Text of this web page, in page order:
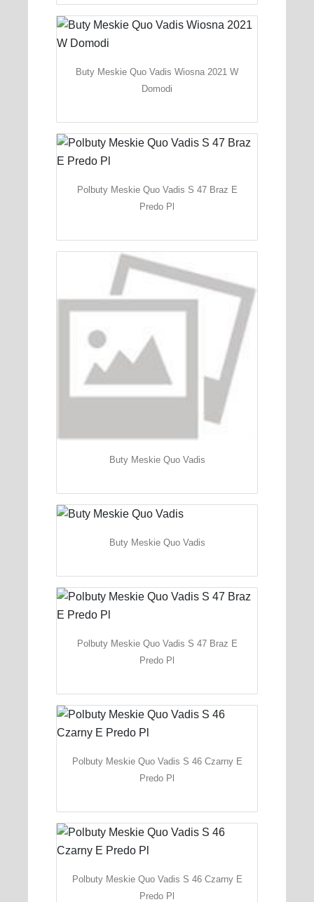
Buty Meskie Quo Vadis Wiosna 2021 W
Domodi
Polbuty Meskie Quo Vadis S 47 Braz E
Predo Pl
Buty Meskie Quo Vadis
Buty Meskie Quo Vadis
Polbuty Meskie Quo Vadis S 47 Braz E
Predo Pl
Polbuty Meskie Quo Vadis S 46 Czarny E
Predo Pl
Polbuty Meskie Quo Vadis S 46 Czarny E
Predo Pl